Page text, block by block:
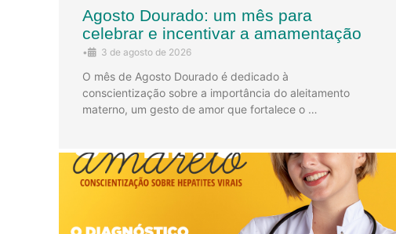
Agosto Dourado: um mês para
celebrar e incentivar a amamentação
• 3 de agosto de 2026
O mês de Agosto Dourado é dedicado à
conscientização sobre a importância do aleitamento
materno, um gesto de amor que fortalece o …